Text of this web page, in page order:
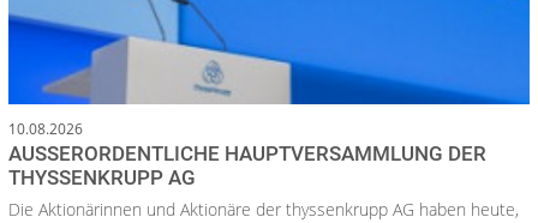
10.08.2026
AUSSERORDENTLICHE HAUPTVERSAMMLUNG DER T
HYSSENKRUPP AG
Die Aktionärinnen und Aktionäre der thyssenkrupp AG haben heute,